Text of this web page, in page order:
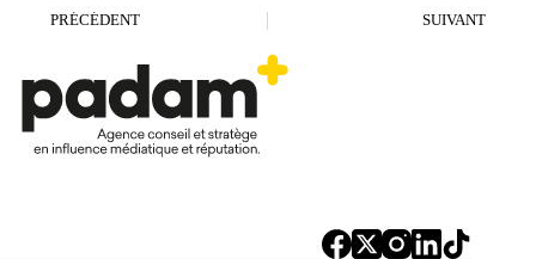
PRÉCÉDENT SUIVANT